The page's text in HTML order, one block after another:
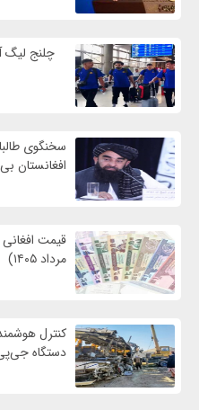
چلنج لیگ
سخنگوی
افغانستان
مرداد ۱۴۰۵)
دستگاه